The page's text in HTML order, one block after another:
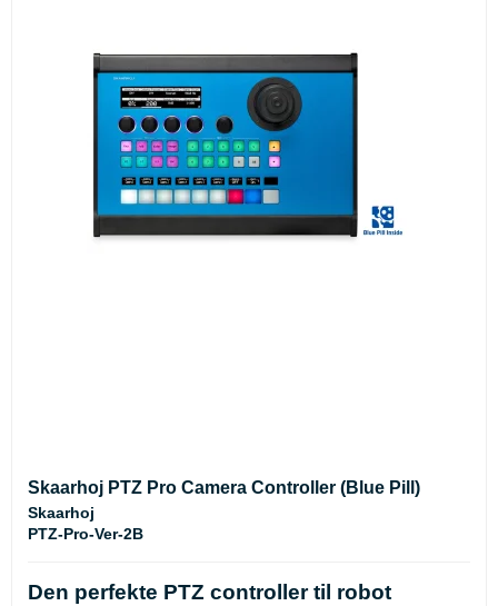
Skaarhoj PTZ Pro Camera Controller (Blue Pill)
Skaarhoj
PTZ-Pro-Ver-2B
Den perfekte PTZ controller til robot